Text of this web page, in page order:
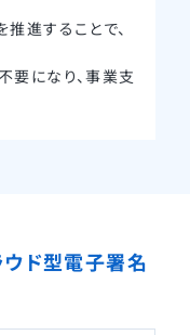
進することで、
要になり、事業支
ド型電子署名